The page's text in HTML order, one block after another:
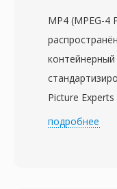
MP4 (MPEG-
Picture
MPEG-4 в
подробнее